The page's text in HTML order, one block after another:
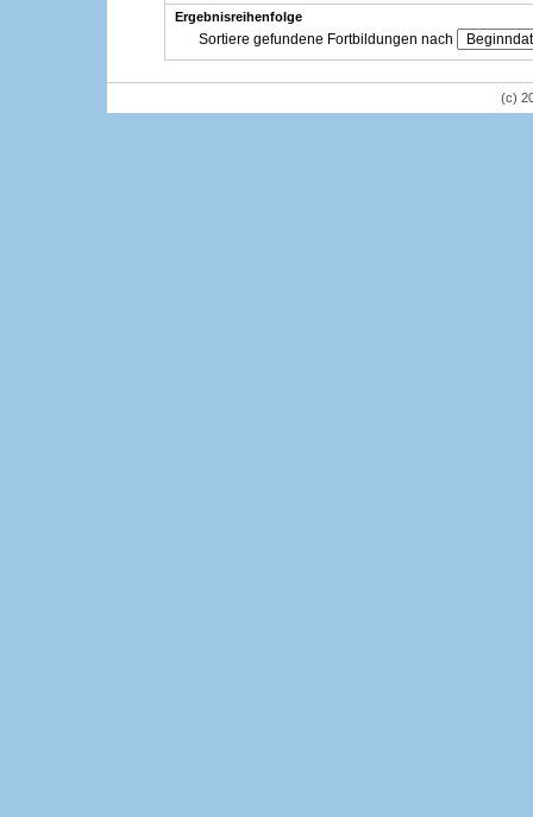
Ergebnisreihenfolge
Sortiere gefundene Fortbildungen nach
(c)